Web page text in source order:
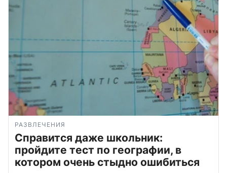
РАЗВЛЕЧЕНИЯ
Справится даже школьник:
пройдите тест по географии, в
котором очень стыдно ошибиться